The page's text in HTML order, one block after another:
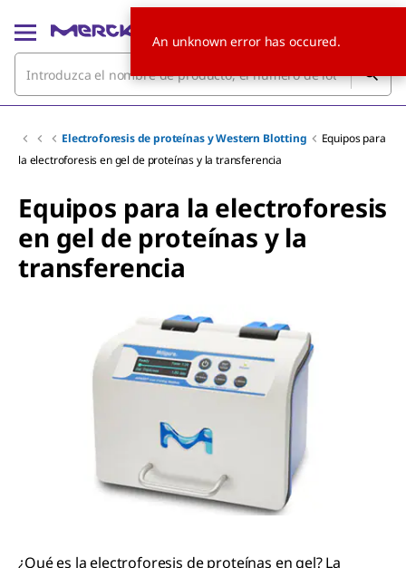
Electroforesis de proteínas y Western Blotting
Equipos para
la electroforesis en gel de proteínas y la transferencia
Equipos para la electroforesis
en gel de proteínas y la
transferencia
¿Qué es la electroforesis de proteínas en gel? La
An unknown error has occured.